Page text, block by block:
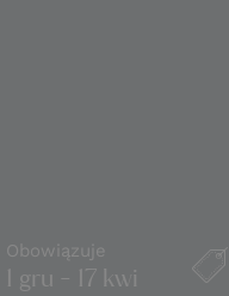
1 gru - 17 kwi
Obowiązuje